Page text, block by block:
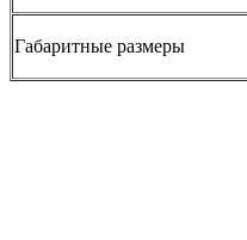
Габаритные размеры